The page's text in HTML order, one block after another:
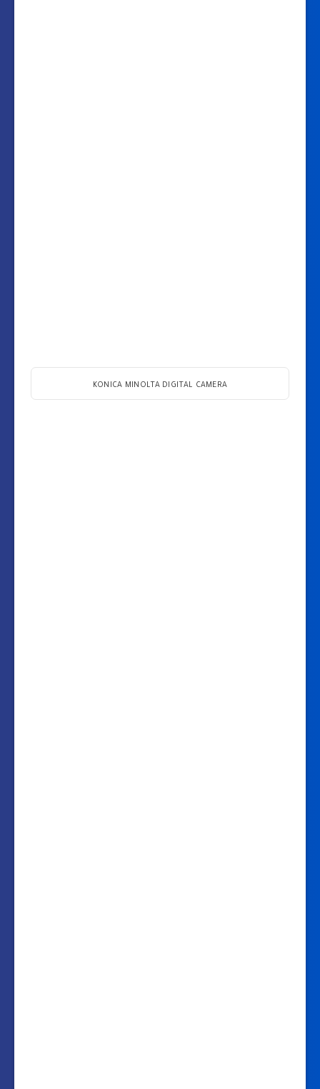
KONICA MINOLTA DIGITAL CAMERA